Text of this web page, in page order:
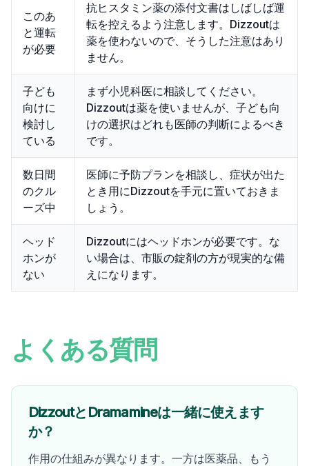
このあ
と運転
が必要
抗ヒスタミン薬の添付文書はしばしば運
転を控えるよう注意します。Dizzoutは
薬を使わないので、そうした注意はあり
ません。
子ども
向けに
検討し
ている
まず小児科医に相談してください。
Dizzoutは薬を使いませんが、子ども向
けの選択はどれも医師の判断によるべき
です。
数日間
のクル
ーズ中
医師に予防プランを相談し、症状が出た
とき用にDizzoutを手元に置いておきま
しょう。
ヘッド
ホンが
ない
Dizzoutにはヘッドホンが必要です。な
い場合は、市販の錠剤の方が現実的な備
えになります。
よくある質問
DizzoutとDramamineは一緒に使えます
か？
作用の仕組みが異なります。一方は医薬品、もう